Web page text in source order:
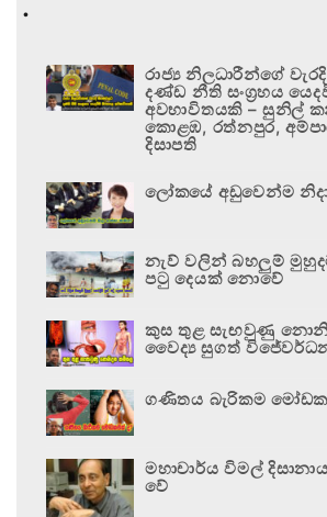
.
රාජ්‍ය නිලධාරීන්ගේ
දණ්ඩ නීති සංග්‍රහය
අවභාවිතයකි – සුනිල්
කොළඹ, රත්නපුර,
දිසාපති
ලෝකයේ අඩුවෙන්ම
නැව් වලින් බහලුම්
පටු දෙයක් නොවේ
කුස තුළ සැඟවුණු
වෛද්‍ය සුගත්
ගණිතය බැරිකම
මහාචාර්ය විමල්
වේ